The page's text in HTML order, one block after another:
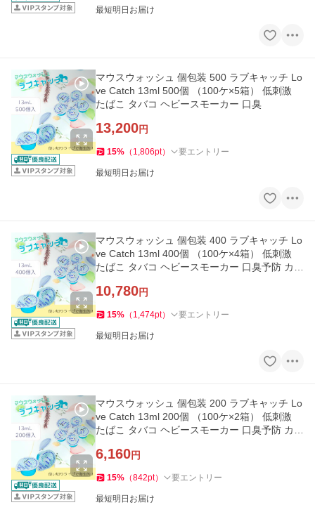
最短明日お届け
マウスウォッシュ 個包装 500 ラブキャッチ Lo
ve Catch 13ml 500個 （100ケ×5箱） 低刺激
たばこ タバコ ヘビースモーカー 口臭
13,200円
15% （ 1,806pt） 要エントリー
最短明日お届け
マウスウォッシュ 個包装 400 ラブキャッチ Lo
ve Catch 13ml 400個 （100ケ×4箱） 低刺激
たばこ タバコ ヘビースモーカー 口臭予防 カッ
10,780円
15% （ 1,474pt） 要エントリー
最短明日お届け
マウスウォッシュ 個包装 200 ラブキャッチ Lo
ve Catch 13ml 200個 （100ケ×2箱） 低刺激
たばこ タバコ ヘビースモーカー 口臭予防 カッ
6,160円
15% （842pt） 要エントリー
最短明日お届け